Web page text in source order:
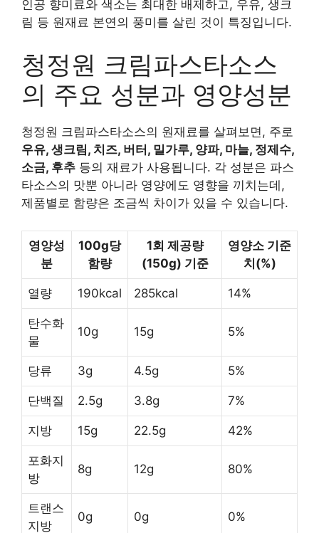
인공 향미료와 색소는 최대한 배제하고, 우유, 생크
림 등 원재료 본연의 풍미를 살린 것이 특징입니다.
청정원 크림파스타소스
의 주요 성분과 영양성분
청정원 크림파스타소스의 원재료를 살펴보면, 주로
우유, 생크림, 치즈, 버터, 밀가루, 양파, 마늘, 정제수,
소금, 후추 등의 재료가 사용됩니다. 각 성분은 파스
타소스의 맛뿐 아니라 영양에도 영향을 끼치는데,
제품별로 함량은 조금씩 차이가 있을 수 있습니다.
영양성
분
100g당
함량
1회 제공량
(150g) 기준
영양소 기준
치(%)
열량 190kcal 285kcal 14%
탄수화
물
10g 15g 5%
당류 3g 4.5g 5%
단백질 2.5g 3.8g 7%
지방 15g 22.5g 42%
포화지
방
8g 12g 80%
트랜스
지방
0g 0g 0%